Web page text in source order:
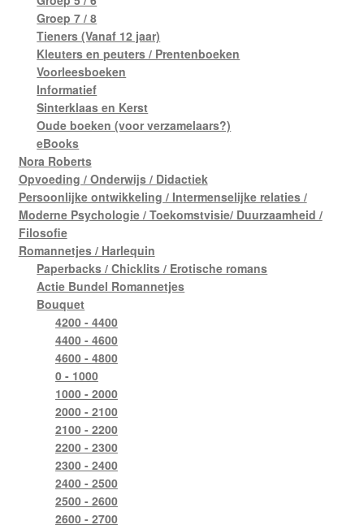
Groep 7 / 8
Tieners (Vanaf 12 jaar)
Kleuters en peuters / Prentenboeken
Voorleesboeken
Informatief
Sinterklaas en Kerst
Oude boeken (voor verzamelaars?)
eBooks
Nora Roberts
Opvoeding / Onderwijs / Didactiek
Persoonlijke ontwikkeling / Intermenselijke relaties /
Moderne Psychologie / Toekomstvisie/ Duurzaamheid /
Filosofie
Romannetjes / Harlequin
Paperbacks / Chicklits / Erotische romans
Actie Bundel Romannetjes
Bouquet
4200 - 4400
4400 - 4600
4600 - 4800
0 - 1000
1000 - 2000
2000 - 2100
2100 - 2200
2200 - 2300
2300 - 2400
2400 - 2500
2500 - 2600
2600 - 2700